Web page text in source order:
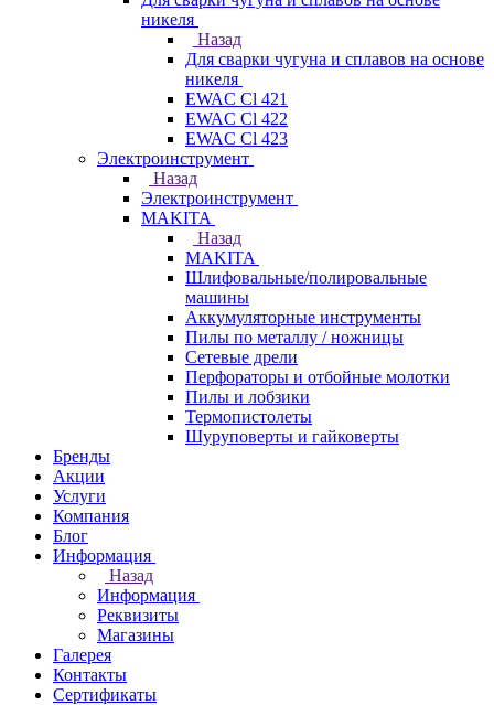
никеля
Назад
Для сварки чугуна и сплавов на основе
никеля
EWAC Cl 421
EWAC Cl 422
EWAC Cl 423
Электроинструмент
Назад
Электроинструмент
МAKITA
Назад
МAKITA
Шлифовальные/полировальные
машины
Аккумуляторные инструменты
Пилы по металлу / ножницы
Сетевые дрели
Перфораторы и отбойные молотки
Пилы и лобзики
Термопистолеты
Шуруповерты и гайковерты
Бренды
Акции
Услуги
Компания
Блог
Информация
Назад
Информация
Реквизиты
Магазины
Галерея
Контакты
Сертификаты